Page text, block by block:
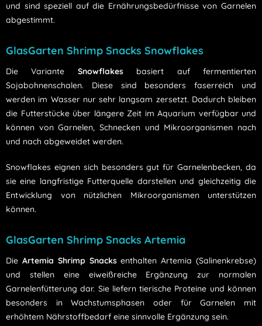
und sind speziell auf die Ernährungsbedürfnisse von Garnelen
abgestimmt.
GlasGarten Shrimp Snacks Snowflakes
Die Variante Snowflakesbasiert auf fermentierten
Sojabohnenschalen. Diese sind besonders faserreich und
werden im Wasser nur sehr langsam zersetzt. Dadurch bleiben
die Futterstücke über längere Zeit im Aquarium verfügbar und
können von Garnelen, Schnecken und Mikroorganismen nach
und nach abgeweidet werden.
Snowflakes eignen sich besonders gut für Garnelenbecken, da
sie eine langfristige Futterquelle darstellen und gleichzeitig die
Entwicklung von nützlichen Mikroorganismen unterstützen
können.
GlasGarten Shrimp Snacks Artemia
Die Artemia Shrimp Snacksenthalten Artemia (Salinenkrebse)
und stellen eine eiweißreiche Ergänzung zur normalen
Garnelenfütterung dar. Sie liefern tierische Proteine und können
besonders in Wachstumsphasen oder für Garnelen mit
erhöhtem Nährstoffbedarf eine sinnvolle Ergänzung sein.